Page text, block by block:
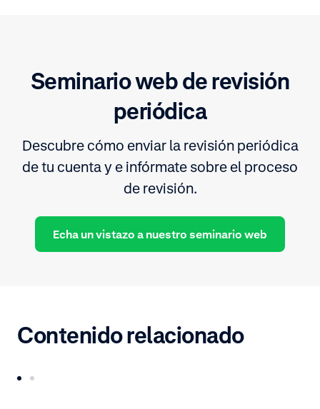
Seminario web de revisión
periódica
Descubre cómo enviar la revisión periódica
de tu cuenta y e infórmate sobre el proceso
de revisión.
Echa un vistazo a nuestro seminario web
Contenido relacionado